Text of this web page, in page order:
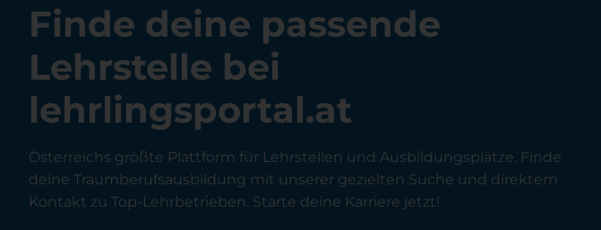
Finde deine passende
Lehrstelle bei
lehrlingsportal.at
Österreichs größte Plattform für Lehrstellen und Ausbildungsplätze. Finde
deine Traumberufsausbildung mit unserer gezielten Suche und direktem
Kontakt zu Top-Lehrbetrieben. Starte deine Karriere jetzt!